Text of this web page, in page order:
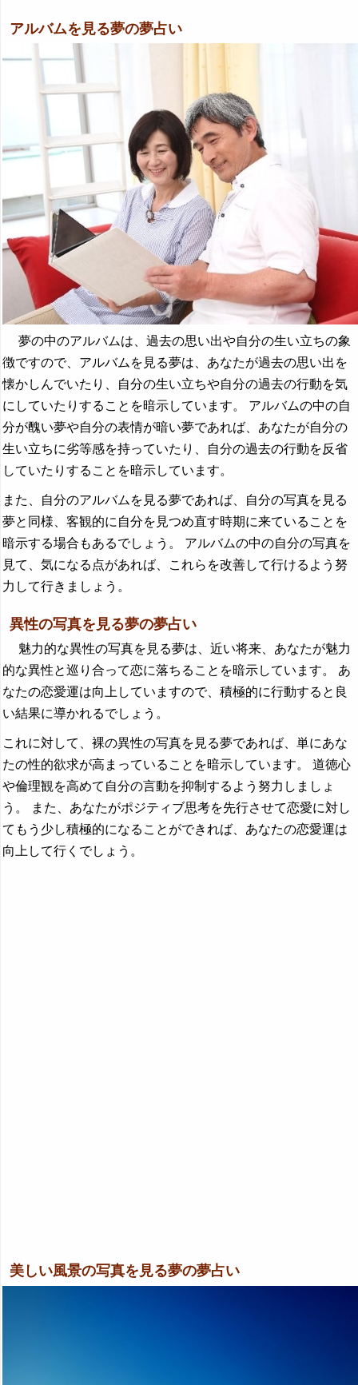
アルバムを見る夢の夢占い
夢の中のアルバムは、過去の思い出や自分の生い立ちの象
徴ですので、アルバムを見る夢は、あなたが過去の思い出を
懐かしんでいたり、自分の生い立ちや自分の過去の行動を気
にしていたりすることを暗示しています。 アルバムの中の自
分が醜い夢や自分の表情が暗い夢であれば、あなたが自分の
生い立ちに劣等感を持っていたり、自分の過去の行動を反省
していたりすることを暗示しています。
また、自分のアルバムを見る夢であれば、自分の写真を見る
夢と同様、客観的に自分を見つめ直す時期に来ていることを
暗示する場合もあるでしょう。 アルバムの中の自分の写真を
見て、気になる点があれば、これらを改善して行けるよう努
力して行きましょう。
異性の写真を見る夢の夢占い
魅力的な異性の写真を見る夢は、近い将来、あなたが魅力
的な異性と巡り合って恋に落ちることを暗示しています。 あ
なたの恋愛運は向上していますので、積極的に行動すると良
い結果に導かれるでしょう。
これに対して、裸の異性の写真を見る夢であれば、単にあな
たの性的欲求が高まっていることを暗示しています。 道徳心
や倫理観を高めて自分の言動を抑制するよう努力しましょ
う。 また、あなたがポジティブ思考を先行させて恋愛に対し
てもう少し積極的になることができれば、あなたの恋愛運は
向上して行くでしょう。
美しい風景の写真を見る夢の夢占い